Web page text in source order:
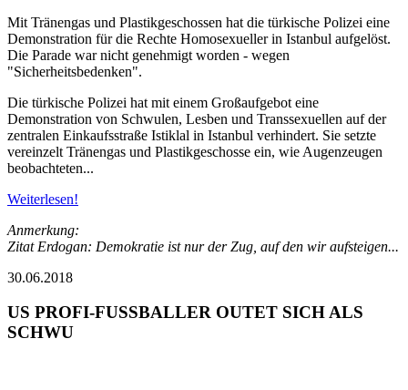
Mit Tränengas und Plastikgeschossen hat die türkische Polizei eine
Demonstration für die Rechte Homosexueller in Istanbul aufgelöst.
Die Parade war nicht genehmigt worden - wegen
"Sicherheitsbedenken".
Die türkische Polizei hat mit einem Großaufgebot eine
Demonstration von Schwulen, Lesben und Transsexuellen auf der
zentralen Einkaufsstraße Istiklal in Istanbul verhindert. Sie setzte
vereinzelt Tränengas und Plastikgeschosse ein, wie Augenzeugen
beobachteten...
Weiterlesen!
Anmerkung:
Zitat Erdogan: Demokratie ist nur der Zug, auf den wir aufsteigen...
30.06.2018
US PROFI-FUSSBALLER OUTET SICH ALS
SCHWU